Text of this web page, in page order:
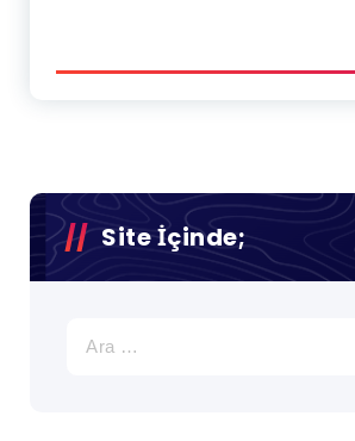
Site İçinde;